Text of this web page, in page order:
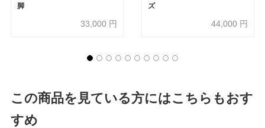
脚
33,000 円
ズ
44,000 円
この商品を見ている方にはこちらもおす
すめ